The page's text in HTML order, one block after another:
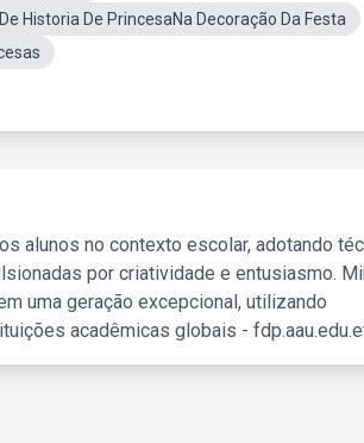
De Historia De PrincesaNa Decoração Da Festa
alunos no contexto escolar, adotando
por criatividade e entusiasmo.
uma geração excepcional, utilizando
acadêmicas globais -